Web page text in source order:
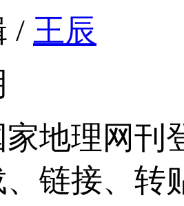
/ 王辰
家地理网刊
链接、转